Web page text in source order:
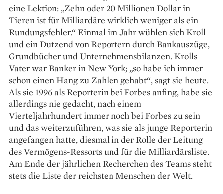
eine Lektion: „Zehn oder 20 Millionen Dollar in
Tieren ist für Milliardäre wirklich weniger als ein
Rundungsfehler.“ Einmal im Jahr wühlen sich Kroll
und ein Dutzend von Reportern durch Bankauszüge,
Grund­bücher und Unternehmens­bilanzen. Krolls
Vater war Banker in New York; „so habe ich immer
schon einen Hang zu Zahlen gehabt“, sagt sie heute.
Als sie 1996 als Reporterin bei Forbes anfing, habe sie
allerdings nie gedacht, nach einem
Vierteljahrhundert immer noch bei Forbes zu sein
und das weiterzuführen, was sie als junge Reporterin
angefangen hatte, diesmal in der Rolle der Leitung
des Vermögens-Ressorts und für die Milliardärsliste.
Am Ende der jährlichen Recherchen des Teams steht
stets die Liste der reichsten Menschen der Welt.